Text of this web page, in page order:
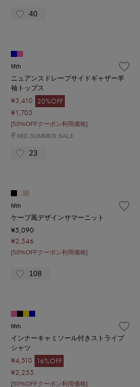
40
fifth
ニュアンスドレープサイドギャザー半
袖トップス
¥3,410 20%OFF
¥1,705
[50%OFFクーポン利用価格]
# MID SUMMER SALE
23
fifth
ケープ風デザインサマーニット
¥5,090
¥2,546
[50%OFFクーポン利用価格]
108
fifth
インナーキャミソール付きストライプ
シャツ
¥4,510
16%OFF
¥2,255
[50%OFFクーポン利用価格]